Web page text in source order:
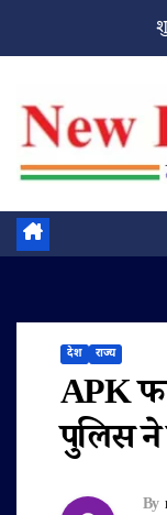
देश राज्य
APK
पुलिस ने
By